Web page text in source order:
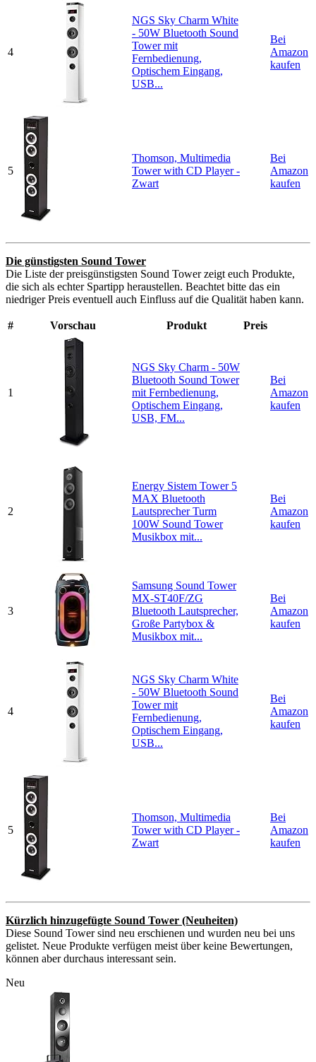
4
NGS Sky Charm White
- 50W Bluetooth Sound
Tower mit
Fernbedienung,
Optischem Eingang,
USB...
Bei
Amazon
kaufen
5
Thomson, Multimedia
Tower with CD Player -
Zwart
Bei
Amazon
kaufen
Die günstigsten Sound Tower
Die Liste der preisgünstigsten Sound Tower zeigt euch Produkte,
die sich als echter Spartipp heraustellen. Beachtet bitte das ein
niedriger Preis eventuell auch Einfluss auf die Qualität haben kann.
# Vorschau Produkt Preis
1
NGS Sky Charm - 50W
Bluetooth Sound Tower
mit Fernbedienung,
Optischem Eingang,
USB, FM...
Bei
Amazon
kaufen
2
Energy Sistem Tower 5
MAX Bluetooth
Lautsprecher Turm
100W Sound Tower
Musikbox mit...
Bei
Amazon
kaufen
3
Samsung Sound Tower
MX-ST40F/ZG
Bluetooth Lautsprecher,
Große Partybox &
Musikbox mit...
Bei
Amazon
kaufen
4
NGS Sky Charm White
- 50W Bluetooth Sound
Tower mit
Fernbedienung,
Optischem Eingang,
USB...
Bei
Amazon
kaufen
5
Thomson, Multimedia
Tower with CD Player -
Zwart
Bei
Amazon
kaufen
Kürzlich hinzugefügte Sound Tower (Neuheiten)
Diese Sound Tower sind neu erschienen und wurden neu bei uns
gelistet. Neue Produkte verfügen meist über keine Bewertungen,
können aber durchaus interessant sein.
Neu